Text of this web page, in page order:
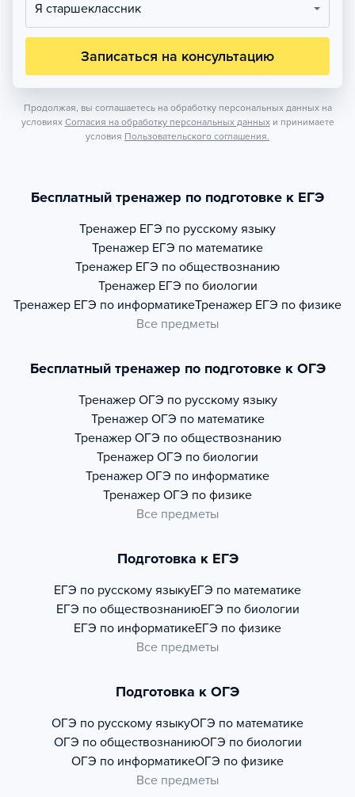
Я старшеклассник
Записаться на консультацию
Продолжая, вы соглашаетесь на обработку персональных данных на
условиях Согласия на обработку персональных данных и принимаете
условия Пользовательского соглашения.
Бесплатный тренажер по подготовке к ЕГЭ
Тренажер ЕГЭ по русскому языку
Тренажер ЕГЭ по математике
Тренажер ЕГЭ по обществознанию
Тренажер ЕГЭ по биологии
Тренажер ЕГЭ по информатикеТренажер ЕГЭ по физике
Все предметы
Бесплатный тренажер по подготовке к ОГЭ
Тренажер ОГЭ по русскому языку
Тренажер ОГЭ по математике
Тренажер ОГЭ по обществознанию
Тренажер ОГЭ по биологии
Тренажер ОГЭ по информатике
Тренажер ОГЭ по физике
Все предметы
Подготовка к ЕГЭ
ЕГЭ по русскому языкуЕГЭ по математике
ЕГЭ по обществознаниюЕГЭ по биологии
ЕГЭ по информатикеЕГЭ по физике
Все предметы
Подготовка к ОГЭ
ОГЭ по русскому языкуОГЭ по математике
ОГЭ по обществознаниюОГЭ по биологии
ОГЭ по информатикеОГЭ по физике
Все предметы